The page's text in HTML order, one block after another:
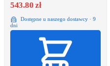
543.80 zł
Dostępne u naszego dostawcy · 9
dni